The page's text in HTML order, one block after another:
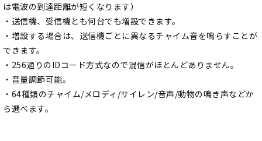
は電波の到達距離が短くなります）
・送信機、受信機とも何台でも増設できます。
・増設する場合は、送信機ごとに異なるチャイム音を鳴らすことが
できます。
・256通りのIDコード方式なので混信がほとんどありません。
・音量調節可能。
・64種類のチャイム/メロディ/サイレン/音声/動物の鳴き声などか
ら選べます。